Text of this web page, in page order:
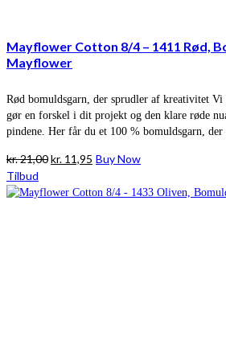
Mayflower Cotton 8/4 – 1411 Rød,
Mayflower
Rød bomuldsgarn, der sprudler af kreativitet
gør en forskel i dit projekt og den klare røde
pindene. Her får du et 100 % bomuldsgarn,
kr.21,00Den
pris
kr. 11,95 Den
pris
Buy Now
Tilbud